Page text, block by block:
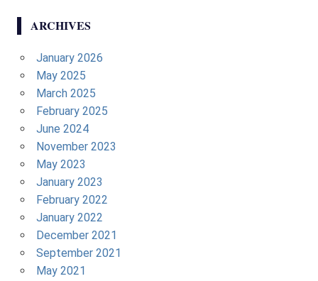
ARCHIVES
January 2026
May 2025
March 2025
February 2025
June 2024
November 2023
May 2023
January 2023
February 2022
January 2022
December 2021
September 2021
May 2021